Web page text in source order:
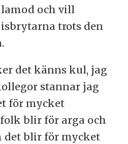
och vill
trots den
det känns kul, jag
stannar jag
för mycket
blir för arga och
det blir för mycket